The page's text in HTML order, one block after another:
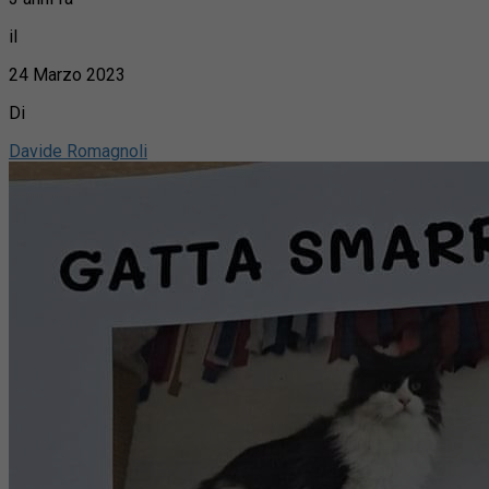
il
24 Marzo 2023
Di
Davide Romagnoli